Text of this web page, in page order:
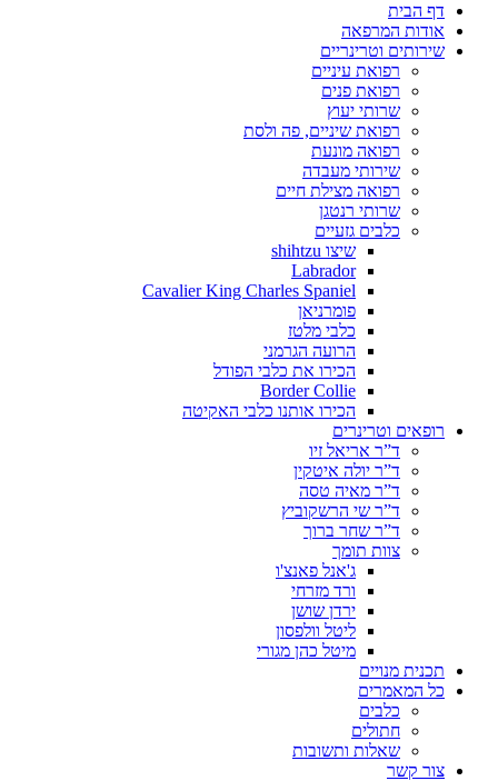
דף הבית
אודות המרפאה
שירותים וטרינריים
רפואת עיניים
רפואת פנים
שרותי יעוץ
רפואת שיניים, פה ולסת
רפואה מונעת
שירותי מעבדה
רפואה מצילת חיים
שרותי רנטגן
כלבים גזעיים
שיצו shihtzu
Labrador
Cavalier King Charles Spaniel
פומרניאן
כלבי מלטז
הרועה הגרמני
הכירו את כלבי הפודל
Border Collie
הכירו אותנו כלבי האקיטה
רופאים וטרינרים
ד”ר אריאל זיו
ד”ר יולה איטקין
ד”ר מאיה טסה
ד”ר שי הרשקוביץ
ד”ר שחר ברוך
צוות תומך
ג'אנל פאנצ'ו
ורד מזרחי
ירדן שושן
ליטל וולפסון
מיטל כהן מגורי
תכנית מנויים
כל המאמרים
כלבים
חתולים
שאלות ותשובות
צור קשר